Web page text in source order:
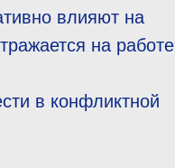
влияют на
на работе
в конфликтной